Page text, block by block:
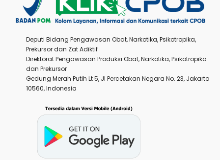
Deputi Bidang Pengawasan Obat, Narkotika, Psikotropika,
Prekursor dan Zat Adiktif
Direktorat Pengawasan Produksi Obat, Narkotika, Psikotropika
dan Prekursor
Gedung Merah Putih Lt 5, Jl Percetakan Negara No. 23, Jakarta
10560, Indonesia